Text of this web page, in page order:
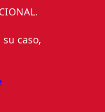
caso,